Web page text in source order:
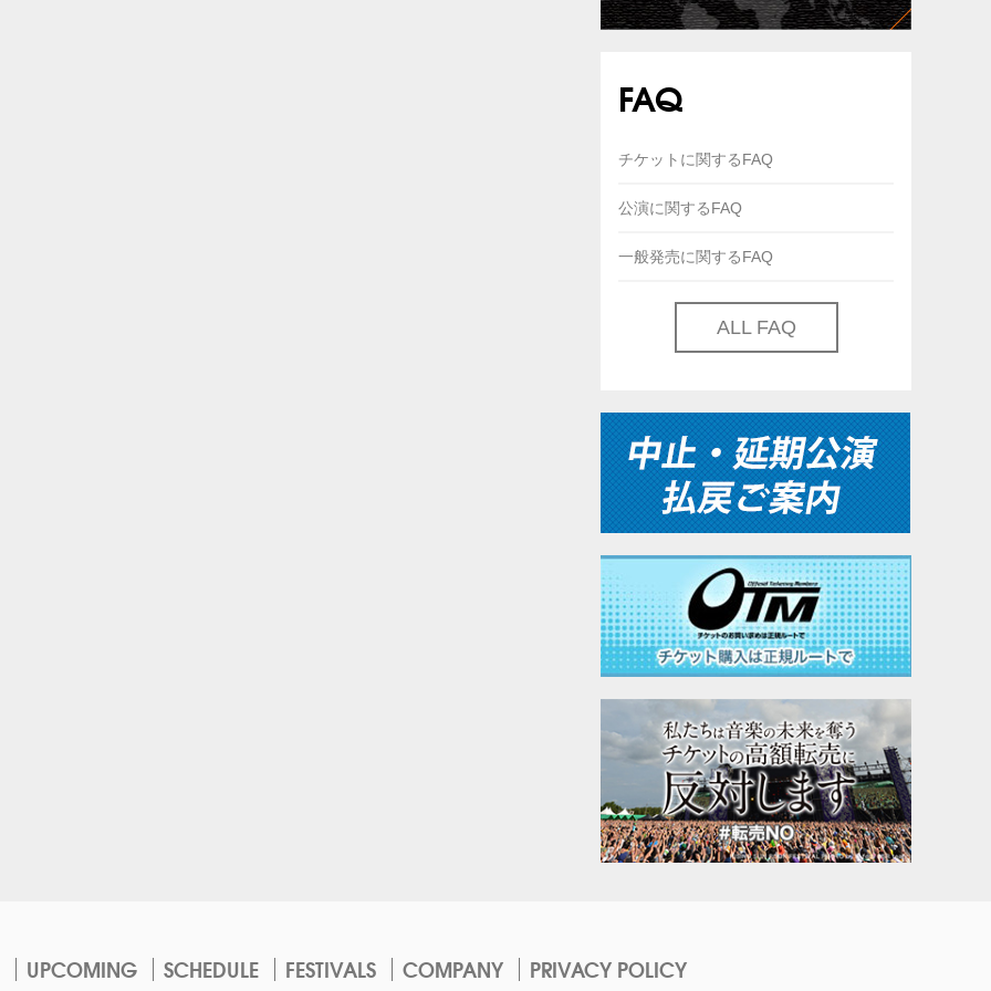
FAQ
チケットに関するFAQ
公演に関するFAQ
一般発売に関するFAQ
ALL FAQ
UPCOMING SCHEDULE FESTIVALS COMPANY PRIVACY POLICY